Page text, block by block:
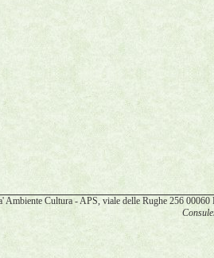
Ambiente Cultura - APS, viale delle Rughe 256